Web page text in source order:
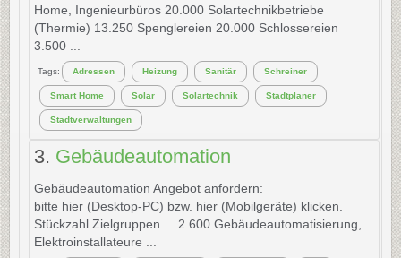
Home , Ingenieurbüros 20.000 Solartechnikbetriebe
(Thermie) 13.250 Spenglereien 20.000 Schlossereien
3.500 ...
Tags: Adressen Heizung Sanitär Schreiner
Smart Home Solar Solartechnik Stadtplaner
Stadtverwaltungen
3. Gebäudeautomation
Gebäudeautomation Angebot anfordern:
bitte hier (Desktop-PC) bzw. hier (Mobilgeräte) klicken.
Stückzahl Zielgruppen 2.600 Gebäudeautomatisierung,
Elektroinstallateure ...